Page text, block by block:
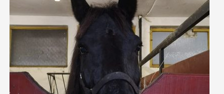
RAZVOJ UDRUGE
RTL POMAŽE DJECI
KASOM U BUDUĆNOST
ISPUNJEN ŽIVOT